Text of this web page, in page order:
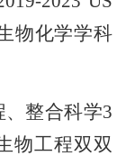
物化学学科
整合科学3
物工程双双